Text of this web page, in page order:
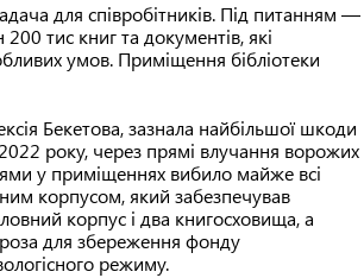
для співробітників. Під питанням —
тис книг та документів, які
умов. Приміщення бібліотеки
Бекетова, зазнала найбільшої шкоди
року, через прямі влучання ворожих
у приміщеннях вибило майже всі
корпусом, який забезпечував
корпус і два книгосховища, а
для збереження фонду
режиму.